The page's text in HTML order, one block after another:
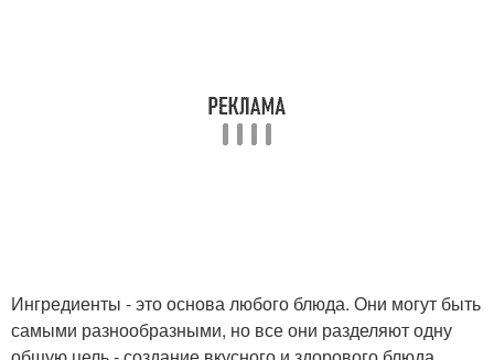
Ингредиенты - это основа любого блюда. Они могут быть
самыми разнообразными, но все они разделяют одну